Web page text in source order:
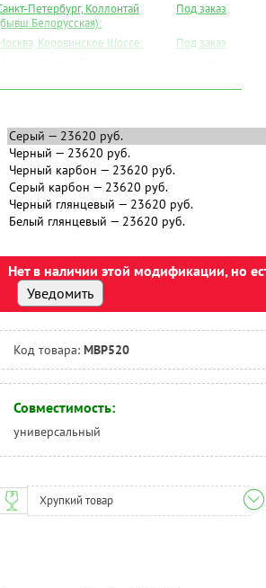
Петербург, Коллонтай
Под заказ
Коровинское Шоссе:
Под заказ
Самара:
Под заказ
Тверь:
Тюмень:
Челябинск:
Под заказ
Нет в наличии этой модификации, но
Уведомить
Код товара: MBP520
Совместимость:
универсальный
Хрупкий товар